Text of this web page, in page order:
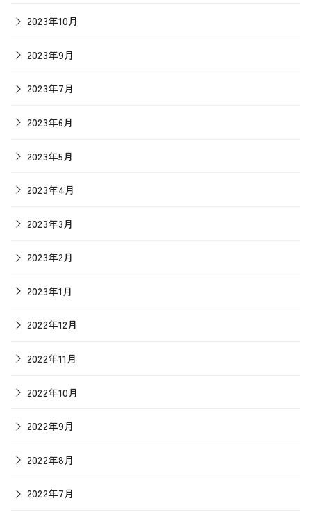
2023年10月
2023年9月
2023年7月
2023年6月
2023年5月
2023年4月
2023年3月
2023年2月
2023年1月
2022年12月
2022年11月
2022年10月
2022年9月
2022年8月
2022年7月